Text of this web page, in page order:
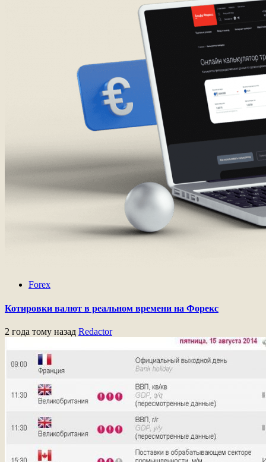
Forex
Котировки валют в реальном времени на Форекс
2 года тому назад Redactor